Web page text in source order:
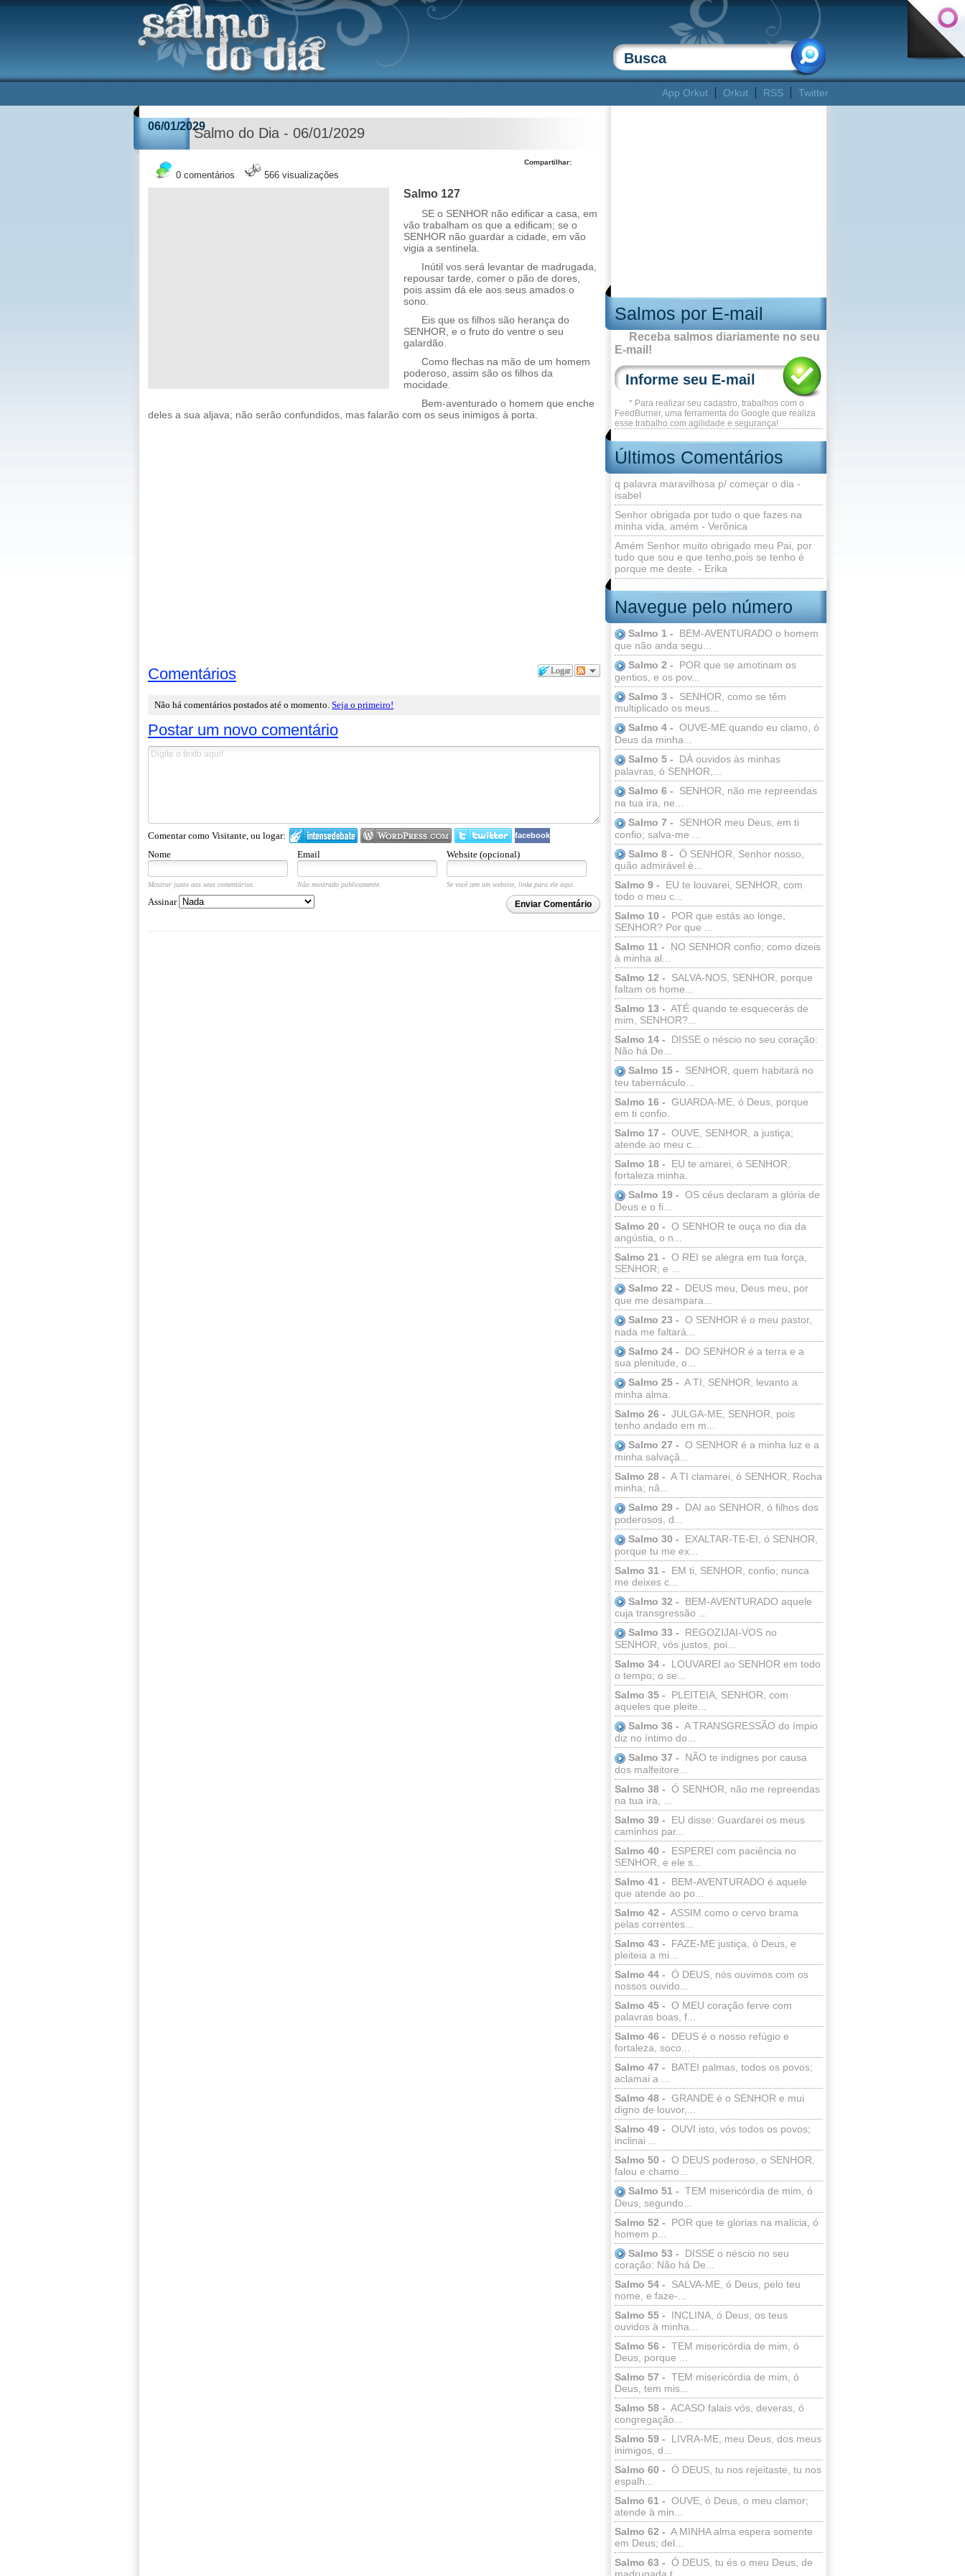
App Orkut Orkut RSS Twitter
Salmos por E-mail
Receba salmos diariamente no seu
E-mail!
* Para realizar seu cadastro, trabalhos com o
FeedBurner, uma ferramenta do Google que realiza
esse trabalho com agilidade e segurança!
Últimos Comentários
q palavra maravilhosa p/ começar o dia -
isabel
Senhor obrigada por tudo o que fazes na
minha vida, amém - Verônica
Amém Senhor muito obrigado meu Pai, por
tudo que sou e que tenho,pois se tenho é
porque me deste. - Erika
Navegue pelo número
Salmo 1 -
BEM-AVENTURADO o homem
que não anda segu...
Salmo 2 -
POR que se amotinam os
gentios, e os pov...
Salmo 3 -
SENHOR, como se têm
multiplicado os meus...
Salmo 4 - OUVE-ME quando eu clamo, ó
Deus da minha...
Salmo 5 -
DÁ ouvidos às minhas
palavras, ó SENHOR,...
Salmo 6 -
SENHOR, não me repreendas
na tua ira, ne...
Salmo 7 -
SENHOR meu Deus, em ti
confio; salva-me ...
Salmo 8 - Ó SENHOR, Senhor nosso,
quão admirável é...
Salmo 9 -
EU te louvarei, SENHOR, com
todo o meu c...
Salmo 10 -
POR que estás ao longe,
SENHOR? Por que ...
Salmo 11 -
NO SENHOR confio; como dizeis
à minha al...
Salmo 12 -
SALVA-NOS, SENHOR, porque
faltam os home...
Salmo 13 - ATÉ quando te esquecerás de
mim, SENHOR?...
Salmo 14 -
DISSE o néscio no seu coração:
Não há De...
Salmo 15 -
SENHOR, quem habitará no
teu tabernáculo...
Salmo 16 - GUARDA-ME, ó Deus, porque
em ti confio.
Salmo 17 - OUVE, SENHOR, a justiça;
atende ao meu c...
Salmo 18 -
EU te amarei, ó SENHOR,
fortaleza minha.
Salmo 19 - OS céus declaram a glória de
Deus e o fi...
Salmo 20 - O SENHOR te ouça no dia da
angústia, o n...
Salmo 21 - O REI se alegra em tua força,
SENHOR; e ...
Salmo 22 -
DEUS meu, Deus meu, por
que me desampara...
Salmo 23 - O SENHOR é o meu pastor,
nada me faltará...
Salmo 24 -
DO SENHOR é a terra e a
sua plenitude, o...
Salmo 25 - A TI, SENHOR, levanto a
minha alma.
Salmo 26 - JULGA-ME, SENHOR, pois
tenho andado em m...
Salmo 27 - O SENHOR é a minha luz e a
minha salvaçã...
Salmo 28 - A TI clamarei, ó SENHOR, Rocha
minha; nã...
Salmo 29 -
DAI ao SENHOR, ó filhos dos
poderosos, d...
Salmo 30 -
EXALTAR-TE-EI, ó SENHOR,
porque tu me ex...
Salmo 31 -
EM ti, SENHOR, confio; nunca
me deixes c...
Salmo 32 -
BEM-AVENTURADO aquele
cuja transgressão ...
Salmo 33 -
REGOZIJAI-VOS no
SENHOR, vós justos, poi...
Salmo 34 -
LOUVAREI ao SENHOR em todo
o tempo; o se...
Salmo 35 -
PLEITEIA, SENHOR, com
aqueles que pleite...
Salmo 36 - A TRANSGRESSÃO do ímpio
diz no íntimo do...
Salmo 37 -
NÃO te indignes por causa
dos malfeitore...
Salmo 38 - Ó SENHOR, não me repreendas
na tua ira, ...
Salmo 39 -
EU disse: Guardarei os meus
caminhos par...
Salmo 40 -
ESPEREI com paciência no
SENHOR, e ele s...
Salmo 41 -
BEM-AVENTURADO é aquele
que atende ao po...
Salmo 42 - ASSIM como o cervo brama
pelas correntes...
Salmo 43 -
FAZE-ME justiça, ó Deus, e
pleiteia a mi...
Salmo 44 - Ó DEUS, nós ouvimos com os
nossos ouvido...
Salmo 45 - O MEU coração ferve com
palavras boas, f...
Salmo 46 -
DEUS é o nosso refúgio e
fortaleza, soco...
Salmo 47 -
BATEI palmas, todos os povos;
aclamai a ...
Salmo 48 - GRANDE é o SENHOR e mui
digno de louvor,...
Salmo 49 - OUVI isto, vós todos os povos;
inclinai ...
Salmo 50 - O DEUS poderoso, o SENHOR,
falou e chamo...
Salmo 51 - TEM misericórdia de mim, ó
Deus, segundo...
Salmo 52 -
POR que te glorias na malícia, ó
homem p...
Salmo 53 -
DISSE o néscio no seu
coração: Não há De...
Salmo 54 -
SALVA-ME, ó Deus, pelo teu
nome, e faze-...
Salmo 55 -
INCLINA, ó Deus, os teus
ouvidos à minha...
Salmo 56 - TEM misericórdia de mim, ó
Deus, porque ...
Salmo 57 - TEM misericórdia de mim, ó
Deus, tem mis...
Salmo 58 - ACASO falais vós, deveras, ó
congregação...
Salmo 59 -
LIVRA-ME, meu Deus, dos meus
inimigos, d...
Salmo 60 - Ó DEUS, tu nos rejeitaste, tu nos
espalh...
Salmo 61 - OUVE, ó Deus, o meu clamor;
atende à min...
Salmo 62 - A MINHA alma espera somente
em Deus; del...
Salmo 63 - Ó DEUS, tu és o meu Deus, de
06/01/2029Salmo do Dia - 06/01/2029
0 comentários 566 visualizações
Compartilhar:
Salmo 127
SE o SENHOR não edificar a casa, em
vão trabalham os que a edificam; se o
SENHOR não guardar a cidade, em vão
vigia a sentinela.
Inútil vos será levantar de madrugada,
repousar tarde, comer o pão de dores,
pois assim dá ele aos seus amados o
sono.
Eis que os filhos são herança do
SENHOR, e o fruto do ventre o seu
galardão.
Como flechas na mão de um homem
poderoso, assim são os filhos da
mocidade.
Bem-aventurado o homem que enche
deles a sua aljava; não serão confundidos, mas falarão com os seus inimigos à porta.
Logar
Comentários
Não há comentários postados até o momento.Seja o primeiro!
Postar um novo comentário
Comentar como Visitante, ou logar: facebook
Nome Email Website (opcional)
Mostrar junto aos seus comentários. Não mostrado publicamente. Se você tem um website, linke para ele aqui.
Enviar Comentário
Assinar